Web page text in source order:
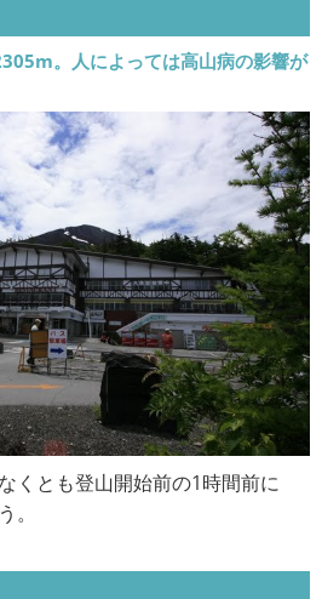
。人によっては高山病の影響が
くとも登山開始前の1時間前に
。